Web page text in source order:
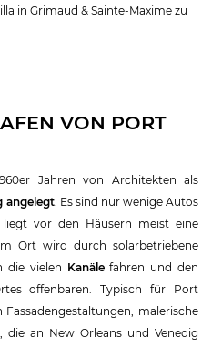
in Grimaud & Sainte-Maxime zu
VON PORT
Jahren von Architekten als
angelegt. Es sind nur wenige Autos
vor den Häusern meist eine
Ort wird durch solarbetriebene
die vielen Kanälefahren und den
offenbaren. Typisch für Port
malerische
die an New Orleans und Venedig